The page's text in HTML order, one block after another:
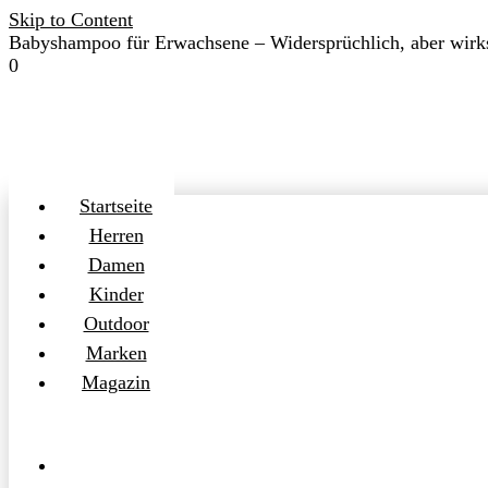
Skip to Content
Babyshampoo für Erwachsene – Widersprüchlich, aber
0
Startseite
Herren
Damen
Kinder
Outdoor
Marken
Magazin